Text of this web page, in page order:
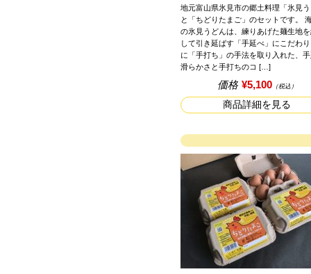
地元富山県氷見市の郷土料理「氷見
と「ちどりたまご」のセットです。
の氷見うどんは、練りあげた麺生地
して引き延ばす「手延べ」にこだわ
に「手打ち」の手法を取り入れた、
滑らかさと手打ちのコ […]
価格 ¥5,100（税込）
商品詳細を見る